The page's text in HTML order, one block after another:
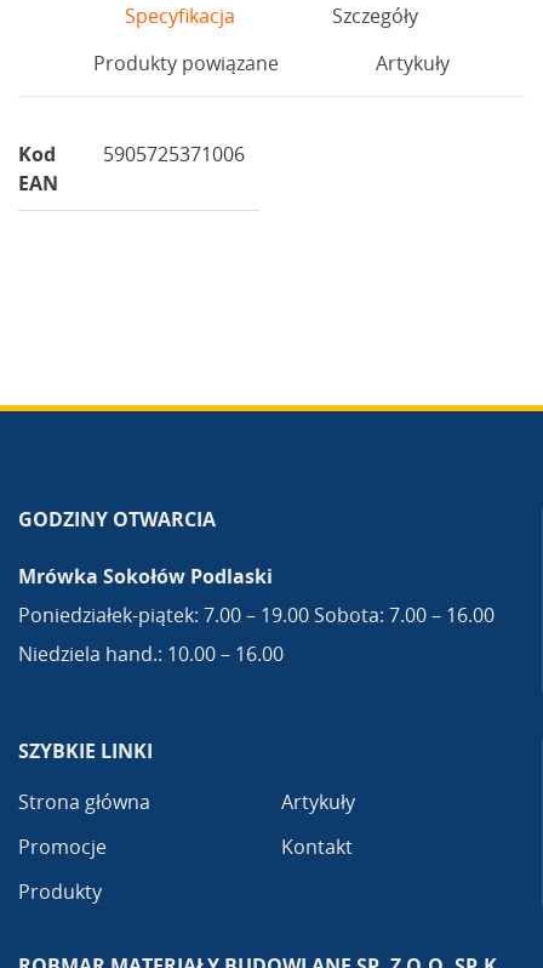
Specyfikacja
Szczegóły
Produkty powiązane
Artykuły
Kod
EAN
5905725371006
GODZINY OTWARCIA
Mrówka Sokołów Podlaski
Poniedziałek-piątek: 7.00 – 19.00 Sobota: 7.00 – 16.00
Niedziela hand.: 10.00 – 16.00
SZYBKIE LINKI
Strona główna
Promocje
Produkty
Artykuły
Kontakt